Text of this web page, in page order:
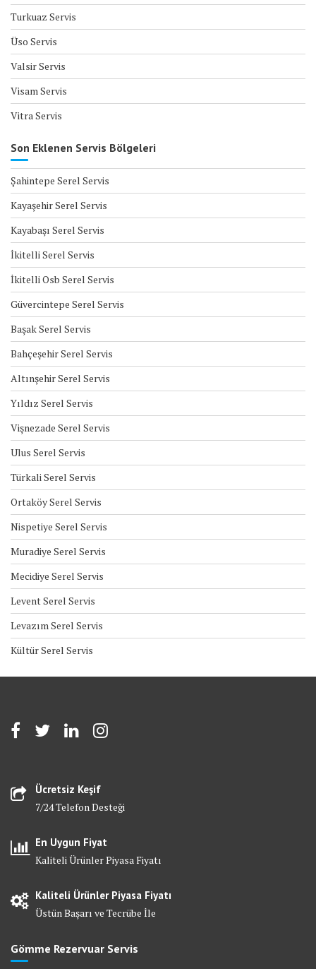
Turkuaz Servis
Üso Servis
Valsir Servis
Visam Servis
Vitra Servis
Son Eklenen Servis Bölgeleri
Şahintepe Serel Servis
Kayaşehir Serel Servis
Kayabaşı Serel Servis
İkitelli Serel Servis
İkitelli Osb Serel Servis
Güvercintepe Serel Servis
Başak Serel Servis
Bahçeşehir Serel Servis
Altınşehir Serel Servis
Yıldız Serel Servis
Vişnezade Serel Servis
Ulus Serel Servis
Türkali Serel Servis
Ortaköy Serel Servis
Nispetiye Serel Servis
Muradiye Serel Servis
Mecidiye Serel Servis
Levent Serel Servis
Levazım Serel Servis
Kültür Serel Servis
Ücretsiz Keşif
7/24 Telefon Desteği
En Uygun Fiyat
Kaliteli Ürünler Piyasa Fiyatı
Kaliteli Ürünler Piyasa Fiyatı
Üstün Başarı ve Tecrübe İle
Gömme Rezervuar Servis